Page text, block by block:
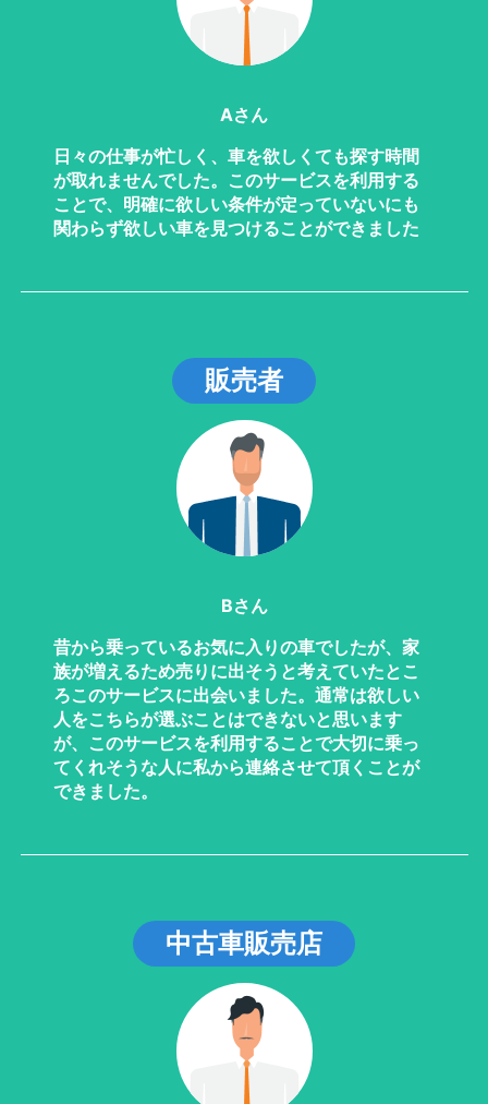
Aさん
日々の仕事が忙しく、車を欲しくても探す時間
が取れませんでした。このサービスを利用する
ことで、明確に欲しい条件が定っていないにも
関わらず欲しい車を見つけることができました
販売者
Bさん
昔から乗っているお気に入りの車でしたが、家
族が増えるため売りに出そうと考えていたとこ
ろこのサービスに出会いました。通常は欲しい
人をこちらが選ぶことはできないと思います
が、このサービスを利用することで大切に乗っ
てくれそうな人に私から連絡させて頂くことが
できました。
中古車販売店